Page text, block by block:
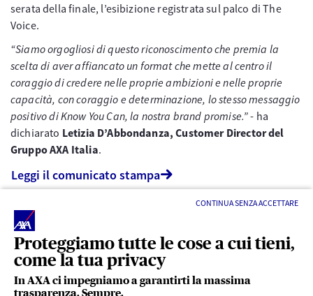
Proteggiamo tutte le cose a cui tieni,
come la tua privacy
In AXA ci impegniamo a garantirti la massima
trasparenza. Sempre.
CONTINUA SENZA ACCETTARE
serata della finale, l’esibizione registrata sul palco di The
Voice.
“Siamo orgogliosi di questo riconoscimento che premia la
scelta di aver affiancato un format che mette al centro il
coraggio di credere nelle proprie ambizioni e nelle proprie
capacità, con coraggio e determinazione, lo stesso messaggio
positivo di Know You Can, la nostra brand promise.”- ha
dichiarato Letizia D’Abbondanza, Customer Director del
Gruppo AXA Italia.
Leggi il comunicato stampa